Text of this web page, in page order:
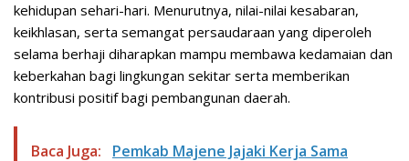
kehidupan sehari-hari. Menurutnya, nilai-nilai kesabaran,
keikhlasan, serta semangat persaudaraan yang diperoleh
selama berhaji diharapkan mampu membawa kedamaian dan
keberkahan bagi lingkungan sekitar serta memberikan
kontribusi positif bagi pembangunan daerah.
Baca Juga:
Pemkab Majene Jajaki Kerja Sama